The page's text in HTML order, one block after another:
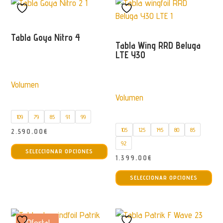
Tabla Goya Nitro 4
Volumen
109 79 85 91 99
2.590,00€
SELECCIONAR OPCIONES
Este
producto
tiene
múltiples
Las
Tabla Wing RRD Beluga
LTE Y30
Volumen
105 125 145 80
85
92
1.399,00€
SELECCIONAR OPCIONES